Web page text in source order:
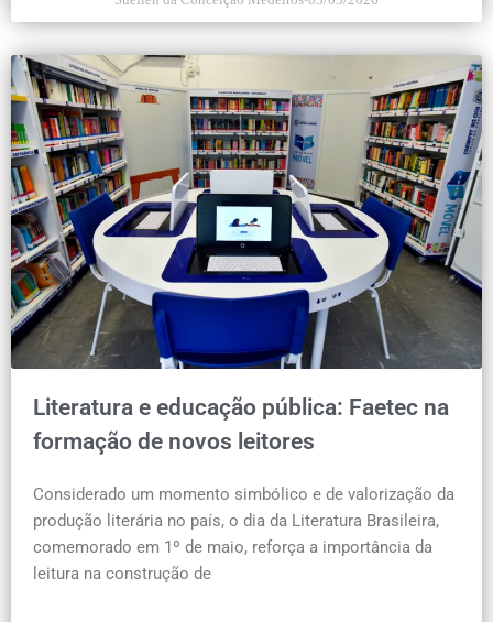
Literatura e educação pública: Faetec na
formação de novos leitores
Considerado um momento simbólico e de valorização da
produção literária no país, o dia da Literatura Brasileira,
comemorado em 1º de maio, reforça a importância da
leitura na construção de